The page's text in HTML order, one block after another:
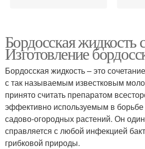
садоводстве
Бордосская жидкость
Изготовление
Бордосская жидкость – это
с так называемым известковым
принято считать препаратом
эффективно используемым в
садово-огородных растений. Он
справляется с любой инфекцией
грибковой природы.